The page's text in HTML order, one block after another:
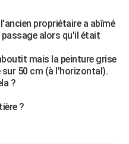
propriétaire a abîmé
passage alors qu'il était
mais la peinture grise
sur 50 cm (à l'horizontal).
?
?